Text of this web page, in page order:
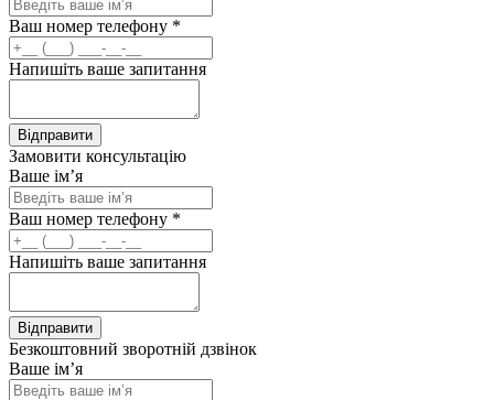
Ваш номер телефону *
Напишіть ваше запитання
Відправити
Замовити консультацію
Ваше ім’я
Ваш номер телефону *
Напишіть ваше запитання
Відправити
Безкоштовний зворотній дзвінок
Ваше ім’я